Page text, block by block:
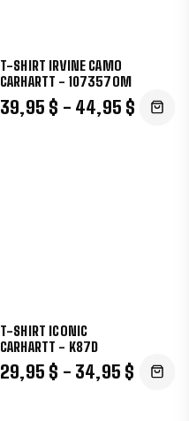
T-SHIRT IRVINE CAMO
CARHARTT - 107357OM
39,95 $ - 44,95 $
T-SHIRT ICONIC
CARHARTT - K87D
29,95 $ - 34,95 $